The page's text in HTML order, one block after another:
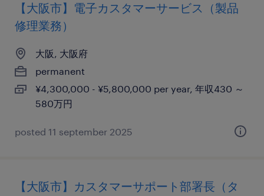
【大阪市】電子カスタマーサービス（製品
修理業務）
大阪, 大阪府
permanent
¥4,300,000 - ¥5,800,000 per year, 年収430 ～
580万円
posted 11 september 2025
【大阪市】カスタマーサポート部署長（タ